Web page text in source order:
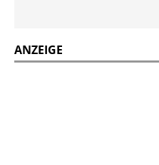
ANZEIGE